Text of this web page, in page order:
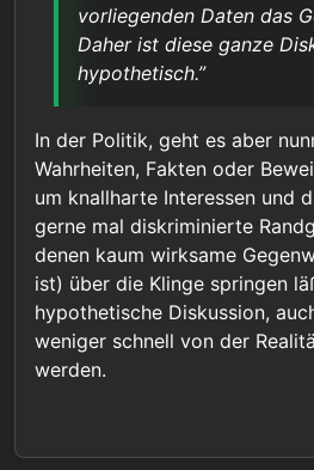
vorliegenden Daten das
Daher ist diese ganze
hypothetisch.”
In der Politik, geht es aber
Wahrheiten, Fakten oder
um knallharte Interessen und
gerne mal diskriminierte
denen kaum wirksame
ist) über die Klinge springen
hypothetische Diskussion,
weniger schnell von der
werden.